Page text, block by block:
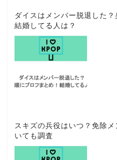
ダイスはメンバー脱退した？
結婚してる人は？
スキズの兵役はいつ？免除
いても調査